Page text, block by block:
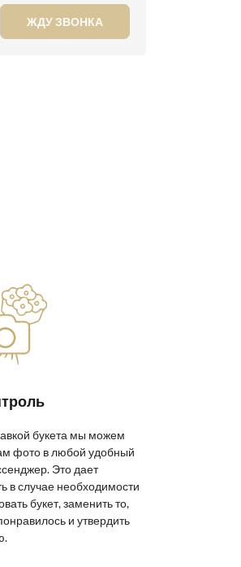
ЖДУ ЗВОНКА
букета мы можем
фото в любой удобный
Это дает
в случае необходимости
букет, заменить то,
и утвердить